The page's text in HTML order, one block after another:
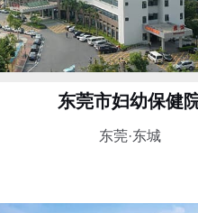
东莞市妇幼保健
东莞·东城